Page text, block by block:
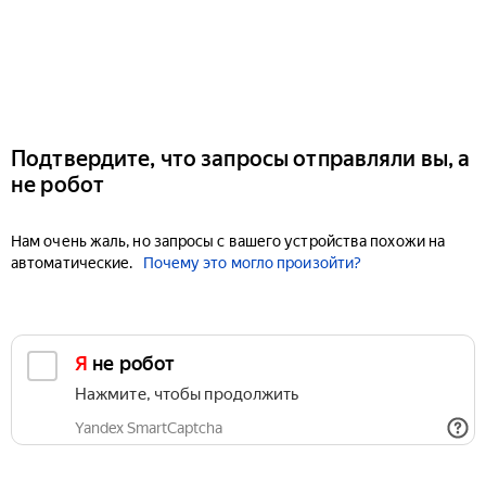
Подтвердите, что запросы отправляли вы, а
не робот
Нам очень жаль, но запросы с вашего устройства похожи на
автоматические.
Почему это могло произойти?
Я не робот
Нажмите, чтобы продолжить
Yandex SmartCaptcha